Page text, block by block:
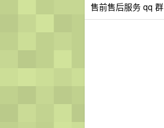
售前售后服务 qq